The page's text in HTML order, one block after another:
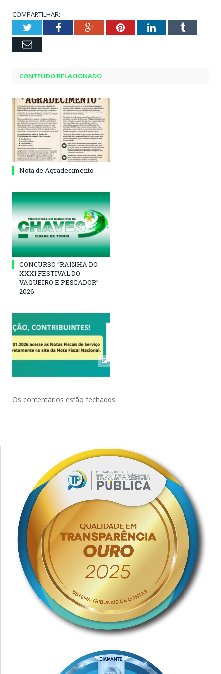
COMPARTILHAR:
TwitterFacebookGoogle+PinterestLinkedInTumblr
Email
CONTEÚDO RELACIONADO
Nota de Agradecimento
CONCURSO “RAINHA DO
XXXI FESTIVAL DO
VAQUEIRO E PESCADOR”
2026
Os comentários estão fechados.